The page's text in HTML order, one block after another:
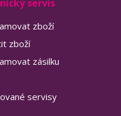
servis
zboží
zboží
zásilku
servisy